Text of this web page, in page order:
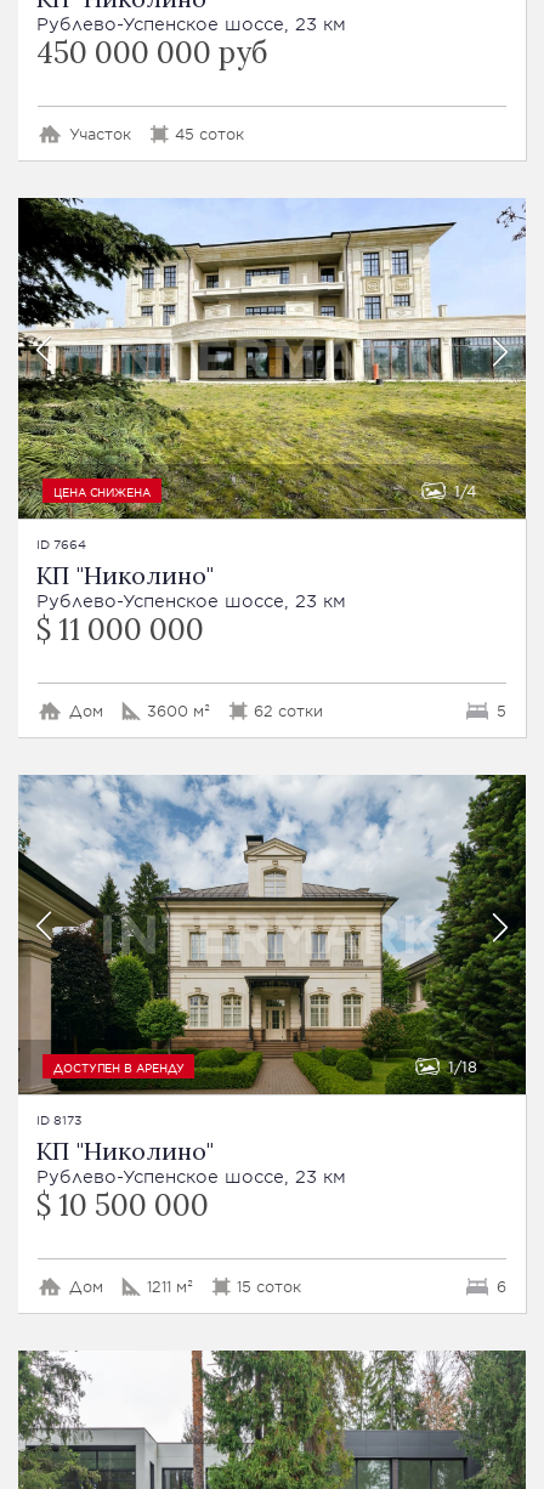
Рублево-Успенское шоссе, 23 км
450 000 000 руб
Участок 45 соток
ЦЕНА СНИЖЕНА 1 4
ID 7664
КП "Николино"
Рублево-Успенское шоссе, 23 км
$ 11 000 000
Дом 3600 м² 62 сотки 5
ДОСТУПЕН В АРЕНДУ 1 18
ID 8173
КП "Николино"
Рублево-Успенское шоссе, 23 км
$ 10 500 000
Дом 1211 м² 15 соток 6